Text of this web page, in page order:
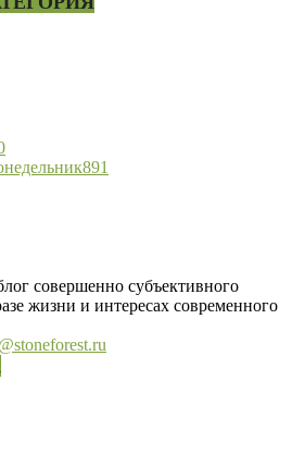
891
совершенно субъективного
жизни и интересах современного